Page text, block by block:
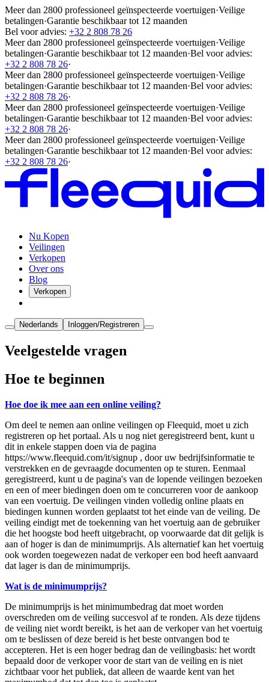
Meer dan 2800 professioneel geïnspecteerde voertuigen·Veilige
betalingen·Garantie beschikbaar tot 12 maanden
Bel voor advies: +32 2 808 78 26
Meer dan 2800 professioneel geïnspecteerde voertuigen·Veilige
betalingen·Garantie beschikbaar tot 12 maanden·Bel voor advies:
+32 2 808 78 26·
Meer dan 2800 professioneel geïnspecteerde voertuigen·Veilige
betalingen·Garantie beschikbaar tot 12 maanden·Bel voor advies:
+32 2 808 78 26·
Meer dan 2800 professioneel geïnspecteerde voertuigen·Veilige
betalingen·Garantie beschikbaar tot 12 maanden·Bel voor advies:
+32 2 808 78 26·
Meer dan 2800 professioneel geïnspecteerde voertuigen·Veilige
betalingen·Garantie beschikbaar tot 12 maanden·Bel voor advies:
+32 2 808 78 26·
Nu Kopen
Veilingen
Verkopen
Over ons
Blog
Verkopen
Nederlands Inloggen/Registreren
Veelgestelde vragen
Hoe te beginnen
Hoe doe ik mee aan een online veiling?
Om deel te nemen aan online veilingen op Fleequid, moet u zich
registreren op het portaal. Als u nog niet geregistreerd bent, kunt u
dit in enkele stappen doen via de pagina
https://www.fleequid.com/it/signup , door uw bedrijfsinformatie te
verstrekken en de gevraagde documenten op te sturen. Eenmaal
geregistreerd, kunt u de pagina's van de lopende veilingen bezoeken
en een of meer biedingen doen om te concurreren voor de aankoop
van een voertuig. De veilingen vinden volledig online plaats en
biedingen kunnen worden geplaatst tot het einde van de veiling. De
veiling eindigt met de toekenning van het voertuig aan de gebruiker
die het hoogste bod heeft uitgebracht, op voorwaarde dat dit gelijk is
aan of hoger is dan de minimumprijs. Als alternatief kan het voertuig
ook worden toegewezen nadat de verkoper een bod heeft aanvaard
dat lager is dan de minimumprijs.
Wat is de minimumprijs?
De minimumprijs is het minimumbedrag dat moet worden
overschreden om de veiling succesvol af te ronden. Als deze tijdens
de veiling niet wordt bereikt, is het aan de verkoper van het voertuig
om te beslissen of deze bereid is het beste ontvangen bod te
accepteren. Het is een hoger bedrag dan de veilingbasis: het wordt
bepaald door de verkoper voor de start van de veiling en is niet
zichtbaar voor het publiek, dat alleen de waarde kent van het